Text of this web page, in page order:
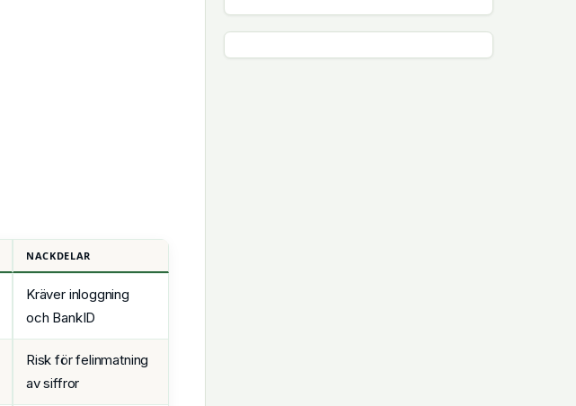
NACKDELAR
Kräver inloggning
och BankID
Risk för felinmatning
av siffror